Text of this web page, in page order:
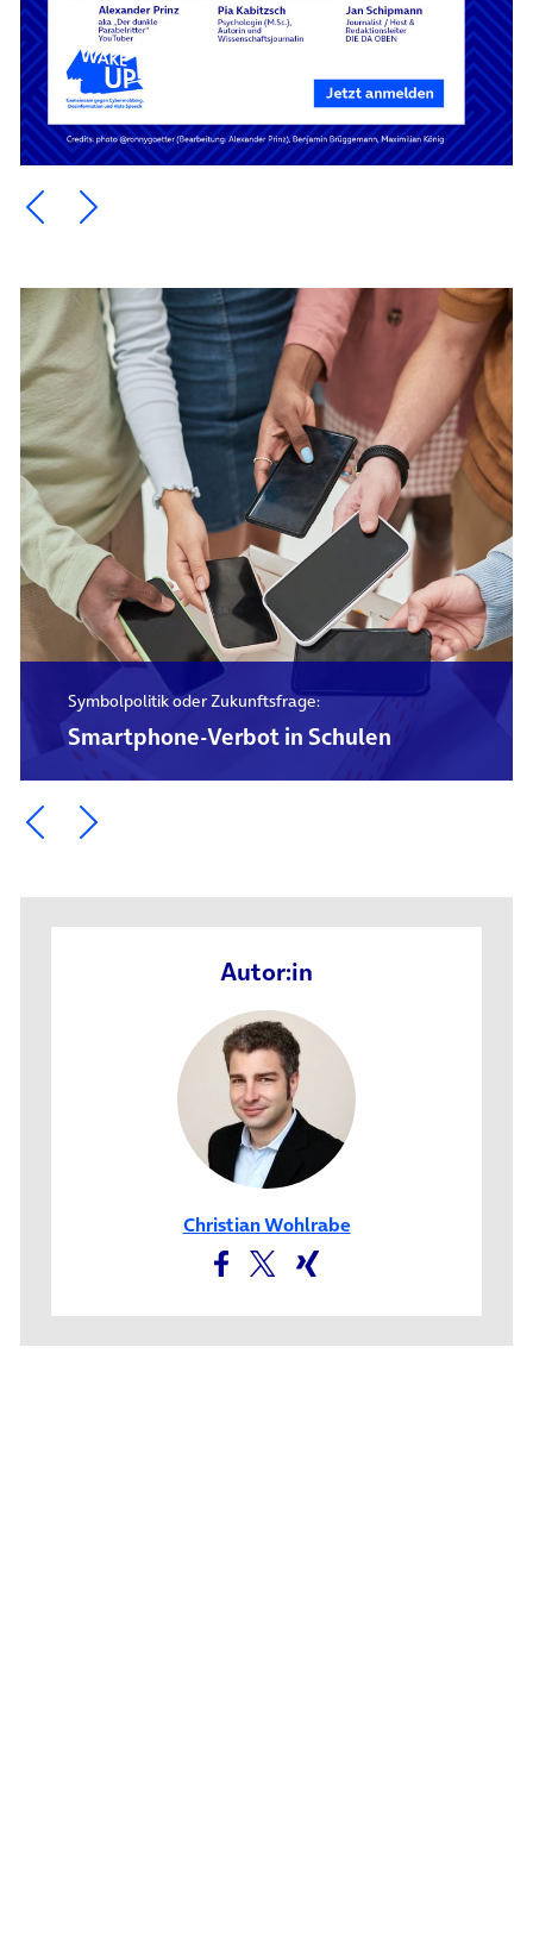
Ein Element zurück blättern
Ein Element weiter blättern
Symbolpolitik oder Zukunftsfrage:
Smartphone-Verbot in Schulen
Ein Element zurück blättern
Ein Element weiter blättern
Autor:in
Christian Wohlrabe